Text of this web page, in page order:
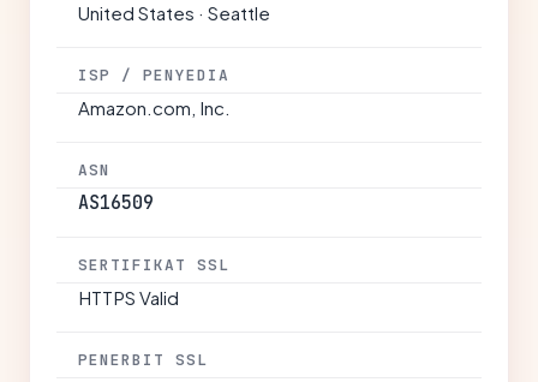
United States · Seattle
ISP / PENYEDIA
Amazon.com, Inc.
ASN
AS16509
SERTIFIKAT SSL
HTTPS Valid
PENERBIT SSL